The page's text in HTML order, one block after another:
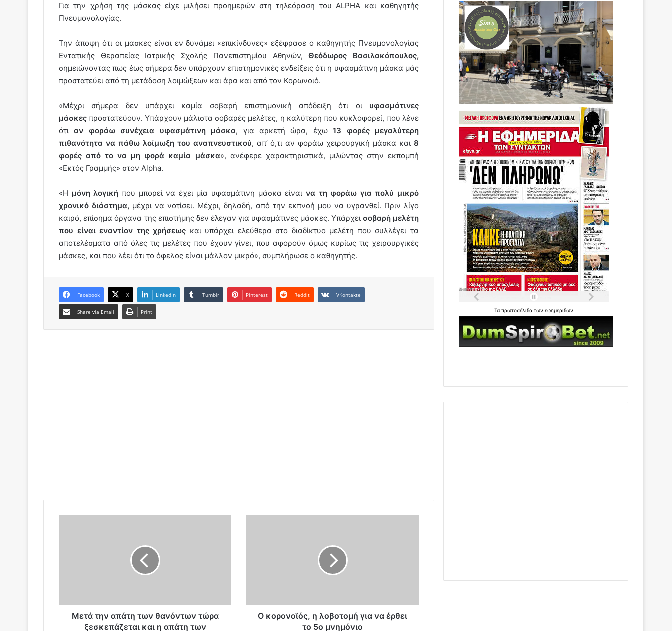
Για την χρήση της μάσκας είχε μιλήσει προημερών στη τηλεόραση του ALPHA και καθηγητής
Πνευμονολογίας.
Την άποψη ότι οι μασκες είναι εν δυνάμει «επικίνδυνες» εξέφρασε ο καθηγητής Πνευμονολογίας
Εντατικής Θεραπείας Ιατρικής Σχολής Πανεπιστημίου Αθηνών,Θεόδωρος Βασιλακόπουλος,
σημειώνοντας πως έως σήμερα δεν υπάρχουν επιστημονικές ενδείξεις ότι η υφασμάτινη μάσκα μάς
προστατεύει από τη μετάδοση λοιμώξεων και άρα και από τον Κορωνοιό.
«Μέχρι σήμερα δεν υπάρχει καμία σοβαρή επιστημονική απόδειξη ότι οι υφασμάτινες
μάσκες προστατεύουν. Υπάρχουν μάλιστα σοβαρές μελέτες, η καλύτερη που κυκλοφορεί, που λένε
ότιαν φοράω συνέχεια υφασμάτινη μάσκα, για αρκετή ώρα, έχω13 φορές μεγαλύτερη
πιθανότητα να πάθω λοίμωξη του αναπνευστικού, απ’ ό,τι αν φοράω χειρουργική μάσκα και8
φορές από το να μη φορά καμία μάσκα», ανέφερε χαρακτηριστικά, μιλώντας στην εκπομπή
«Εκτός Γραμμής» στον Alpha.
«Η μόνη λογική που μπορεί να έχει μία υφασμάτινη μάσκα είναι να τη φοράω για πολύ μικρό
χρονικό διάστημα, μέχρι να νοτίσει. Μέχρι, δηλαδή, από την εκπνοή μου να υγρανθεί. Πριν λίγο
καιρό, επίσημα όργανα της επιστήμης δεν έλεγαν για υφασμάτινες μάσκες. Υπάρχει σοβαρή μελέτη
που είναι εναντίον της χρήσεως και υπάρχει ελεύθερα στο διαδίκτυο μελέτη που συλλέγει τα
αποτελέσματα από όλες τις μελέτες που έχουν γίνει, που αφορούν όμως κυρίως τις χειρουργικές
μάσκες, και που λέει ότι το όφελος είναι μάλλον μικρό», συμπλήρωσε ο καθηγητής.
Facebook X LinkedIn Tumblr Pinterest Reddit VKontakte
Share via Email Print
π
Μετά την απάτη των θανόντων τώρα
ξεσκεπάζεται και η απάτη των
ό
Ο κορονοϊός, η λοβοτομή για να έρθει
το 5ο μνημόνιο
Ταπρωτοσέλιδατωνεφημερίδων